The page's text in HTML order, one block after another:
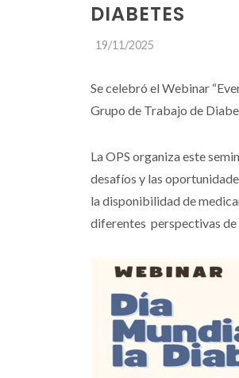
DIABETES
19/11/2025
Se celebró el Webinar
Grupo de Trabajo de
La OPS organiza este
desafíos y las
la disponibilidad de
diferentes perspectivas